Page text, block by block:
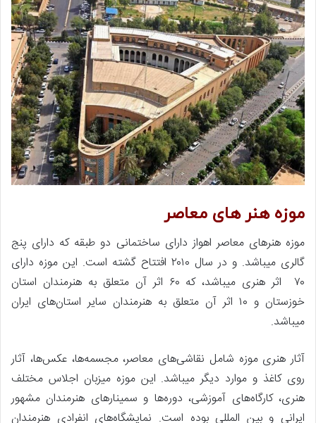
موزه هنر های معاصر
موزه هنرهای معاصر اهواز دارای ساختمانی دو طبقه که دارای پنج
گالری میباشد. و در سال ۲۰۱۰ افتتاح گشته است. این موزه دارای
۷۰ اثر هنری میباشد، که ۶۰ اثر آن متعلق به هنرمندان استان
خوزستان و ۱۰ اثر آن متعلق به هنرمندان سایر استان‌های ایران
میباشد.
آثار هنری موزه شامل نقاشی‌های معاصر، مجسمه‌ها، عکس‌ها، آثار
روی کاغذ و موارد دیگر میباشد. این موزه میزبان اجلاس‌ مختلف
هنری، کارگاه‌های آموزشی، دوره‌ها و سمینارهای هنرمندان مشهور
ایرانی و بین المللی بوده است. نمایشگاه‌های انفرادی هنرمندان